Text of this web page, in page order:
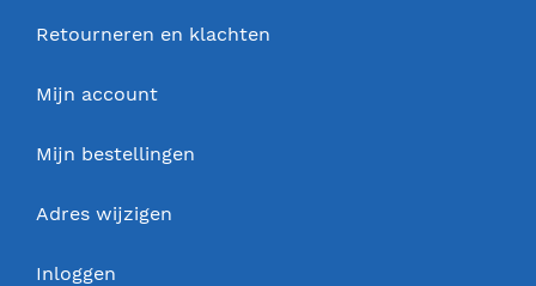
Retourneren en klachten
Mijn account
Mijn bestellingen
Adres wijzigen
Inloggen